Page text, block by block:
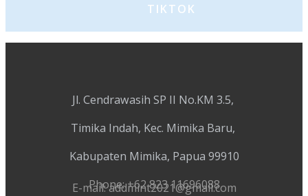
TIKTOK
Jl. Cendrawasih SP II No.KM 3.5,
Timika Indah, Kec. Mimika Baru,
Kabupaten Mimika, Papua 99910
Phone: +62 823 11696088
E-mail: addmint2021@gmail.com